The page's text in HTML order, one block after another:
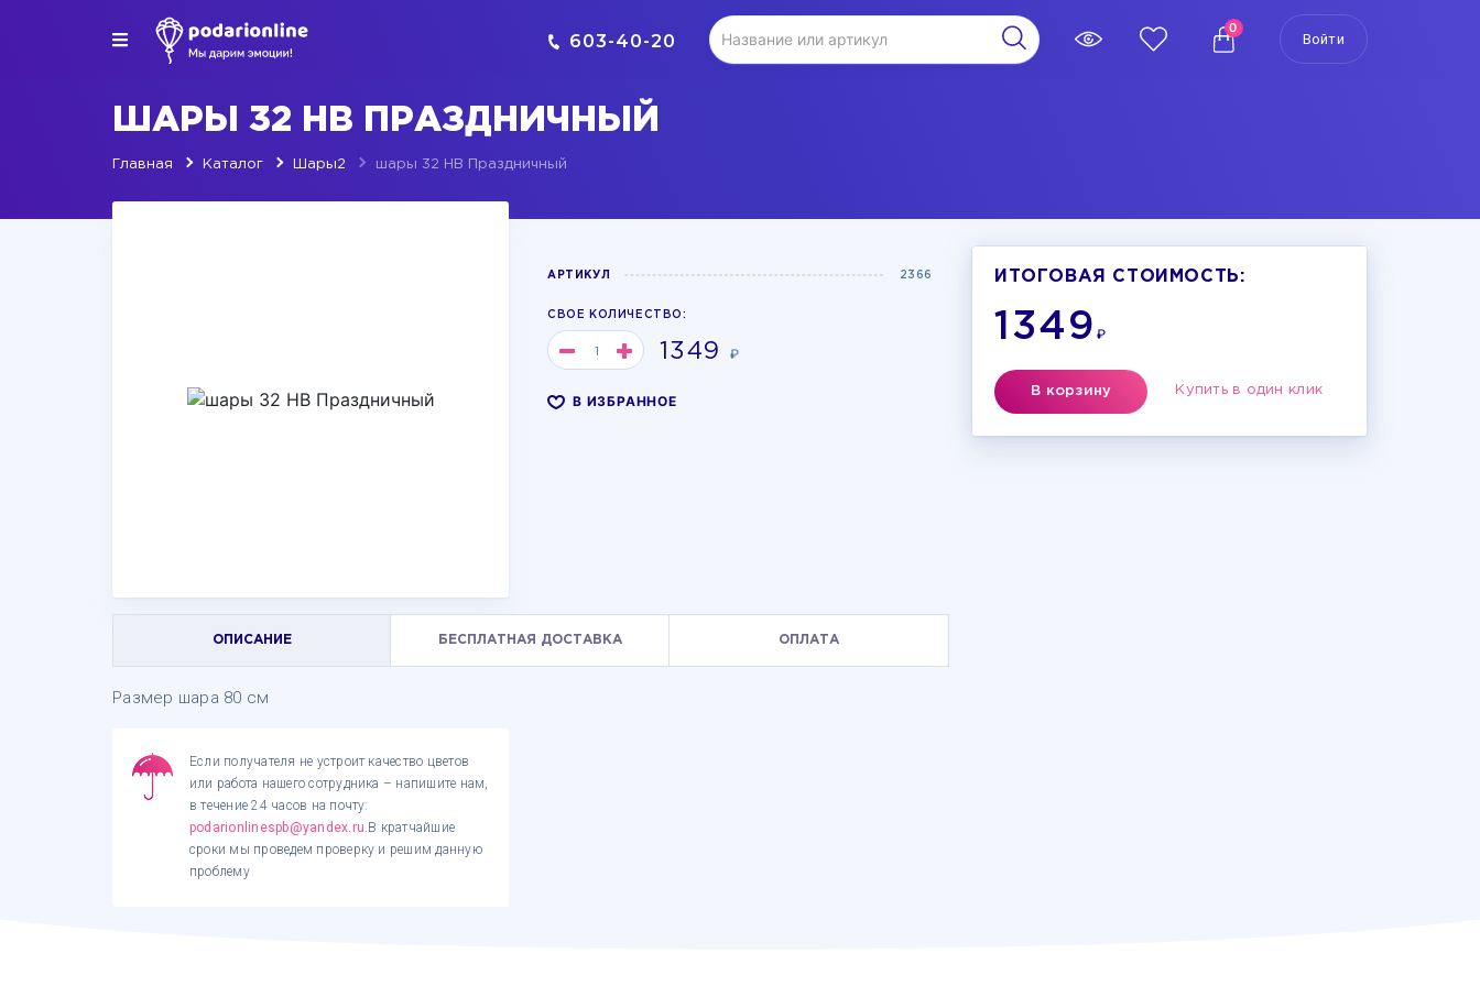
603-40-20
0
Войти
ШАРЫ 32 HB ПРАЗДНИЧНЫЙ
Главная Каталог Шары2 шары 32 HB Праздничный
АРТИКУЛ 2366
СВОЕ КОЛИЧЕСТВО:
1349 ₽
В ИЗБРАННОЕ
ОПИСАНИЕ БЕСПЛАТНАЯ ДОСТАВКА ОПЛАТА
Размер шара 80 см
Если получателя не устроит качество цветов
или работа нашего сотрудника – напишите нам,
в течение 24 часов на почту:
podarionlinespb@yandex.ru.В кратчайшие
сроки мы проведем проверку и решим данную
проблему
ИТОГОВАЯ СТОИМОСТЬ:
1349 ₽
В корзину Купить в один клик